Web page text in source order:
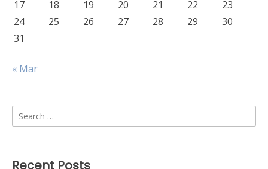
17
18 19 20 21 22
23
24
25 26 27 28 29
30
31
« Mar
Search
for:
Recent Posts